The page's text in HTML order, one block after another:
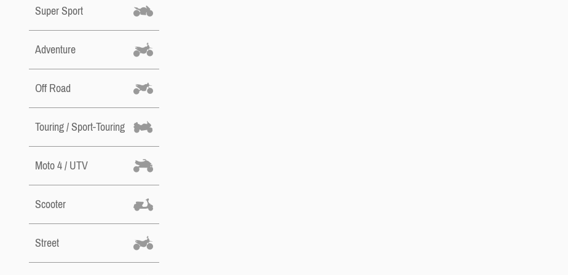
Super Sport
Adventure
Off Road
Touring / Sport-Touring
Moto 4 / UTV
Scooter
Street